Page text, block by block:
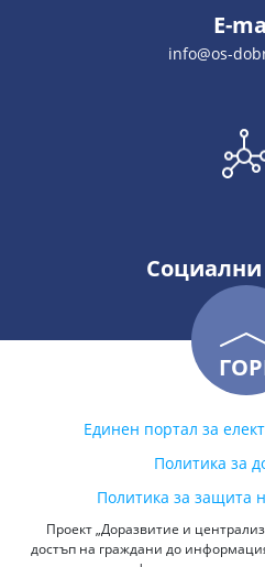
E-
info@os-
Единен портал за
Политика за
Политика за защита
Проект „Доразвитие и
достъп на граждани до